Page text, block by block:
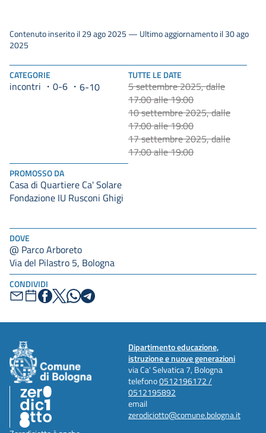
DOVE
@ Parco Arboreto
Via del Pilastro 5, Bologna
CONDIVIDI
CATEGORIE
incontri 0-6 6-10
TUTTE LE DATE
5 settembre 2025, dalle
17:00 alle 19:00
10 settembre 2025, dalle
17:00 alle 19:00
17 settembre 2025, dalle
17:00 alle 19:00
PROMOSSO DA
Casa di Quartiere Ca' Solare
Fondazione IU Rusconi Ghigi
Contenuto inserito il 29 ago 2025 — Ultimo aggiornamento il 30 ago
2025
Dipartimento educazione,
istruzione e nuove generazioni
via Ca' Selvatica 7, Bologna
telefono0512196172 /
0512195892
email
zerodiciotto@comune.bologna.it